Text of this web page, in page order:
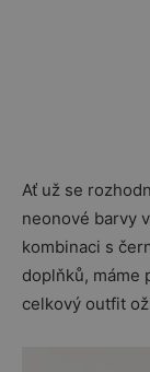
Ať už se
neonové barvy
kombinaci s
doplňků, máme
celkový outfit